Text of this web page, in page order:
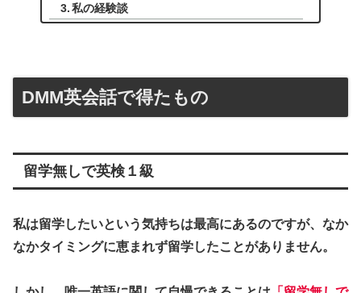
私の経験談
DMM英会話で得たもの
留学無しで英検１級
私は留学したいという気持ちは最高にあるのですが、なか
なかタイミングに恵まれず留学したことがありません。